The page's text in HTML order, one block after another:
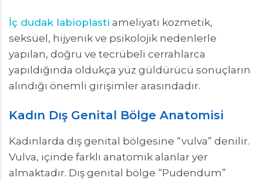
İç dudak labioplasti ameliyatı kozmetik,
seksüel, hijyenik ve psikolojik nedenlerle
yapılan, doğru ve tecrübeli cerrahlarca
yapıldığında oldukça yüz güldürücü sonuçların
alındığı önemli girişimler arasındadır.
Kadın Dış Genital Bölge Anatomisi
Kadınlarda dış genital bölgesine “vulva” denilir.
Vulva, içinde farklı anatomik alanlar yer
almaktadır. Dış genital bölge “Pudendum”